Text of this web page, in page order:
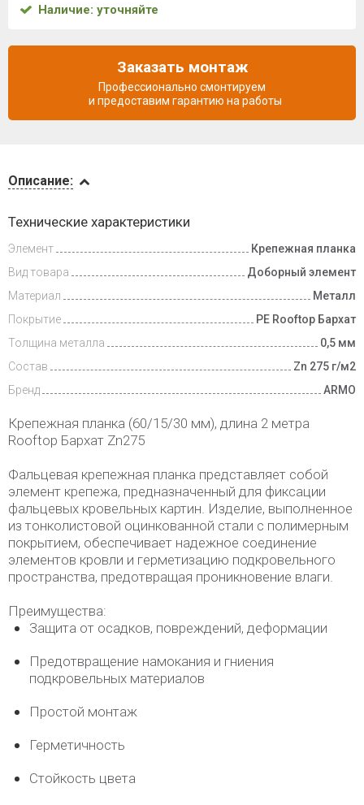
и оплата
Описание:
Технические характеристики
Элемент
Крепежная планка
Вид товара
Доборный элемент
Материал
Металл
Покрытие
PE Rooftop Бархат
Толщина металла
0,5 мм
Состав
Zn 275 г/м2
Бренд
ARMO
Крепежная планка (60/15/30 мм), длина 2 метра
Rooftop Бархат Zn275
Фальцевая крепежная планка представляет собой
элемент крепежа, предназначенный для фиксации
фальцевых кровельных картин. Изделие, выполненное
из тонколистовой оцинкованной стали с полимерным
покрытием, обеспечивает надежное соединение
элементов кровли и герметизацию подкровельного
пространства, предотвращая проникновение влаги.
Преимущества:
Защита от осадков, повреждений, деформации
Предотвращение намокания и гниения
подкровельных материалов
Простой монтаж
Герметичность
Стойкость цвета
Наличие: уточняйте
Заказать монтаж
Профессионально смонтируем
и предоставим гарантию на работы